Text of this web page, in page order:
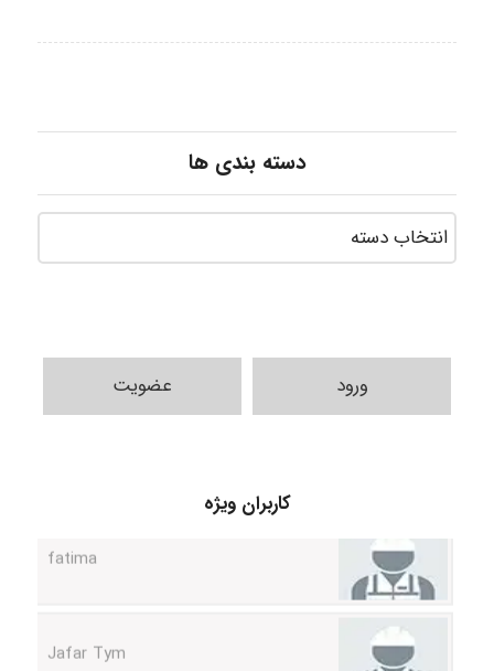
دسته بندی ها
ورود عضویت
کاربران ویژه
Jafar Tym
aghajari vahid